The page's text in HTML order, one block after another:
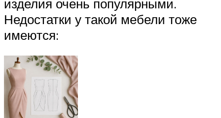
изделия очень популярными.
Недостатки у такой мебели тоже
имеются: